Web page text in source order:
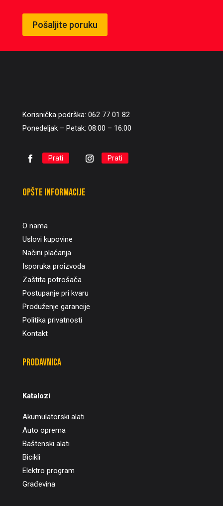
Pošaljite poruku
Korisnička podrška: 062 77 01 82
Ponedeljak – Petak: 08:00 – 16:00
Prati Prati
Opšte informacije
O nama
Uslovi kupovine
Načini plaćanja
Isporuka proizvoda
Zaštita potrošača
Postupanje pri kvaru
Produženje garancije
Politika privatnosti
Kontakt
Prodavnica
Katalozi
Akumulatorski alati
Auto oprema
Baštenski alati
Bicikli
Elektro program
Građevina